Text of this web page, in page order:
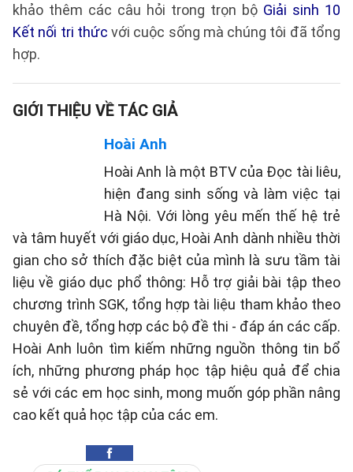
khảo thêm các câu hỏi trong trọn bộ Giải sinh 10
Kết nối tri thức với cuộc sống mà chúng tôi đã tổng
hợp.
GIỚI THIỆU VỀ TÁC GIẢ
Hoài Anh
Hoài Anh là một BTV của Đọc tài liêu,
hiện đang sinh sống và làm việc tại
Hà Nội. Với lòng yêu mến thế hệ trẻ
và tâm huyết với giáo dục, Hoài Anh dành nhiều thời
gian cho sở thích đặc biệt của mình là sưu tầm tài
liệu về giáo dục phổ thông: Hỗ trợ giải bài tập theo
chương trình SGK, tổng hợp tài liệu tham khảo theo
chuyên đề, tổng hợp các bộ đề thi - đáp án các cấp.
Hoài Anh luôn tìm kiếm những nguồn thông tin bổ
ích, những phương pháp học tập hiệu quả để chia
sẻ với các em học sinh, mong muốn góp phần nâng
cao kết quả học tập của các em.